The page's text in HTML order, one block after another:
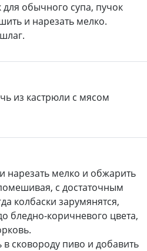
для обычного супа, пучок
и нарезать мелко.
из кастрюли с мясом
нарезать мелко и обжарить
с достаточным
колбаски зарумянятся,
бледно-коричневого цвета,
сковороду пиво и добавить